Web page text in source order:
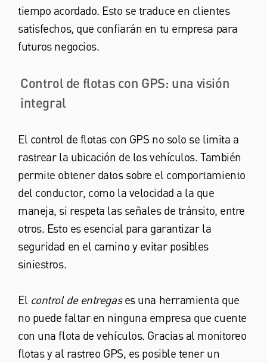
tiempo acordado. Esto se traduce en clientes
satisfechos, que confiarán en tu empresa para
futuros negocios.
Control de flotas con GPS: una visión
integral
El control de flotas con GPS no solo se limita a
rastrear la ubicación de los vehículos. También
permite obtener datos sobre el comportamiento
del conductor, como la velocidad a la que
maneja, si respeta las señales de tránsito, entre
otros. Esto es esencial para garantizar la
seguridad en el camino y evitar posibles
siniestros.
El control de entregases una herramienta que
no puede faltar en ninguna empresa que cuente
con una flota de vehículos. Gracias al monitoreo
flotas y al rastreo GPS, es posible tener un